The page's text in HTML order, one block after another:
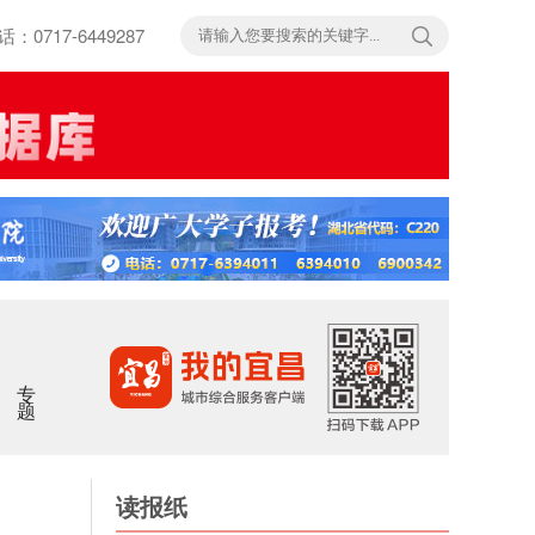
：0717-6449287
专题
读报纸